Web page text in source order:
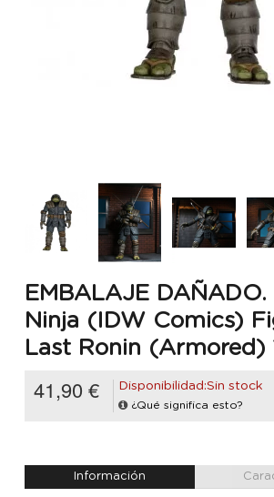
EMBALAJE
Ninja (IDW Comics)
Last Ronin (Armored)
41,90 € Disponibilidad:Sin stock
¿Qué significa esto?
Información